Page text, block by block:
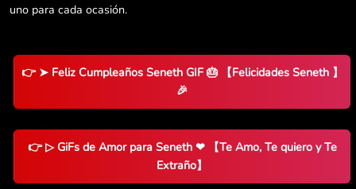
uno para cada ocasión.
👉 ➤ Feliz Cumpleaños Seneth GIF 🎂 【Felicidades Seneth 】
🎉
👉 ▷ GiFs de Amor para Seneth ❤ 【Te Amo, Te quiero y Te
Extraño】